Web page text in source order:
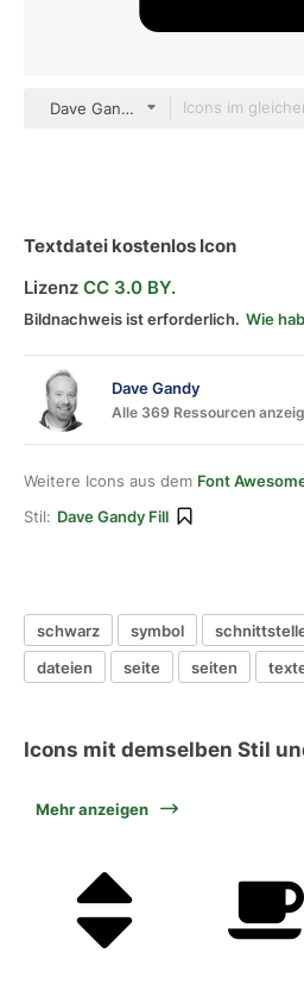
Dave Gandy Fill
Textdatei kostenlos Icon
Lizenz CC 3.0 BY.
Bildnachweis ist erforderlich. Wie
Dave Gandy
Alle 369 Ressourcen
Weitere Icons aus dem Font
Stil: Dave Gandy Fill
schwarz symbol
dateien
seite seiten
Icons mit demselben Stil
Mehr anzeigen